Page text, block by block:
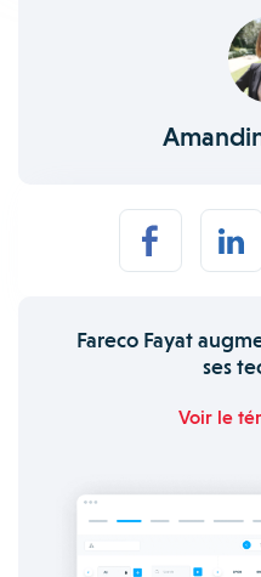
Fareco Fayat
ses
Voir le